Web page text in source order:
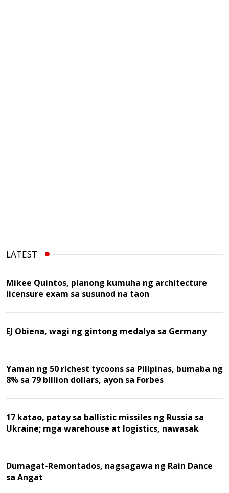
LATEST
Mikee Quintos, planong kumuha ng architecture
licensure exam sa susunod na taon
EJ Obiena, wagi ng gintong medalya sa Germany
Yaman ng 50 richest tycoons sa Pilipinas, bumaba ng
8% sa 79 billion dollars, ayon sa Forbes
17 katao, patay sa ballistic missiles ng Russia sa
Ukraine; mga warehouse at logistics, nawasak
Dumagat-Remontados, nagsagawa ng Rain Dance
sa Angat